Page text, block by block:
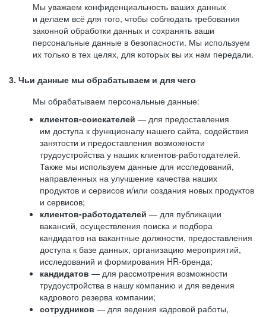
Мы уважаем конфиденциальность ваших данных
и делаем всё для того, чтобы соблюдать требования
законной обработки данных и сохранять ваши
персональные данные в безопасности. Мы используем
их только в тех целях, для которых вы их нам передали.
3. Чьи данные мы обрабатываем и для чего
Мы обрабатываем персональные данные:
клиентов-соискателей — для предоставления
им доступа к функционалу нашего сайта, содействия
занятости и предоставления возможности
трудоустройства у наших клиентов-работодателей.
Также мы используем данные для исследований,
направленных на улучшение качества наших
продуктов и сервисов и/или создания новых продуктов
и сервисов;
клиентов-работодателей — для публикации
вакансий, осуществления поиска и подбора
кандидатов на вакантные должности, предоставления
доступа к базе данных, организацию мероприятий,
исследований и формирования HR-бренда;
кандидатов — для рассмотрения возможности
трудоустройства в нашу компанию и для ведения
кадрового резерва компании;
сотрудников — для ведения кадровой работы,